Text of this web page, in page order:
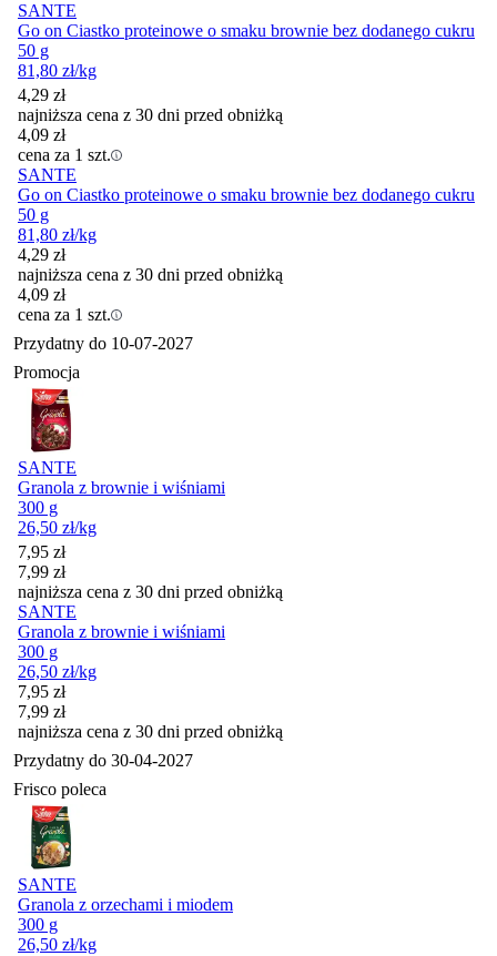
SANTE
Go on Ciastko proteinowe o smaku brownie bez dodanego cukru
50 g
81,80 zł/kg
4,29 zł
najniższa cena z 30 dni przed obniżką
4,09 zł
cena za 1 szt.
SANTE
Go on Ciastko proteinowe o smaku brownie bez dodanego cukru
50 g
81,80 zł/kg
4,29 zł
najniższa cena z 30 dni przed obniżką
4,09 zł
cena za 1 szt.
Przydatny do 10-07-2027
Promocja
SANTE
Granola z brownie i wiśniami
300 g
26,50 zł/kg
Cena promocyjna
7,95 zł
7,99 zł
najniższa cena z 30 dni przed obniżką
SANTE
Granola z brownie i wiśniami
300 g
26,50 zł/kg
Cena promocyjna
7,95 zł
7,99 zł
najniższa cena z 30 dni przed obniżką
Przydatny do 30-04-2027
Frisco poleca
SANTE
Granola z orzechami i miodem
300 g
26,50 zł/kg